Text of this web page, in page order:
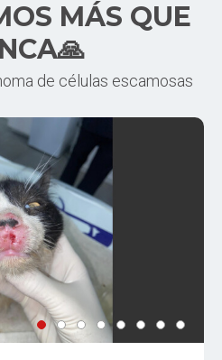
MÁS QUE
de células escamosas